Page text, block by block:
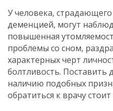
У человека,
деменцией, могут
повышенная
проблемы со сном,
характерных черт
болтливость. Поставить
наличию подобных
обратиться к врачу